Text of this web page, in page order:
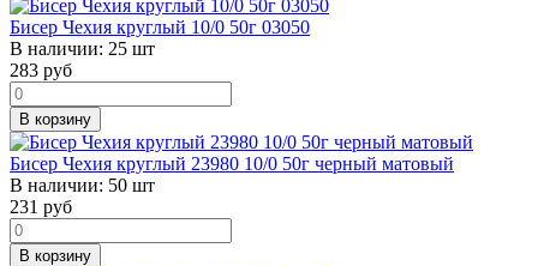
Бисер Чехия круглый 10/0 50г 03050
В наличии: 25 шт
283 руб
В корзину
Бисер Чехия круглый 23980 10/0 50г черный матовый
В наличии: 50 шт
231 руб
В корзину